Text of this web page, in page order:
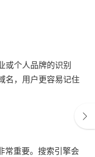
或个人品牌的识别
名，用户更容易记住
常重要。搜索引擎会